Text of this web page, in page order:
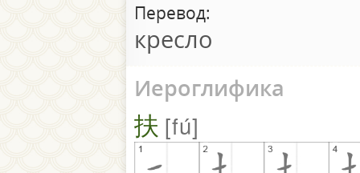
Перевод:
кресло
Иероглифика
扶 fú